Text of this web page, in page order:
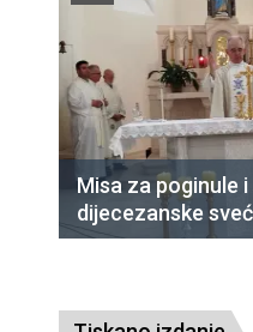
Misa za poginule
dijecezanske